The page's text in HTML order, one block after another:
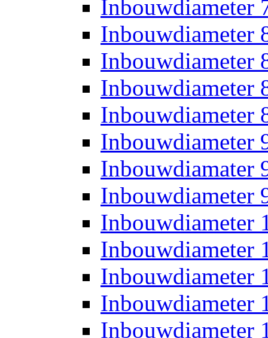
Inbouwdiameter
Inbouwdiameter
Inbouwdiameter
Inbouwdiameter
Inbouwdiameter
Inbouwdiameter
Inbouwdiamater
Inbouwdiameter
Inbouwdiameter
Inbouwdiameter
Inbouwdiameter
Inbouwdiameter
Inbouwdiameter